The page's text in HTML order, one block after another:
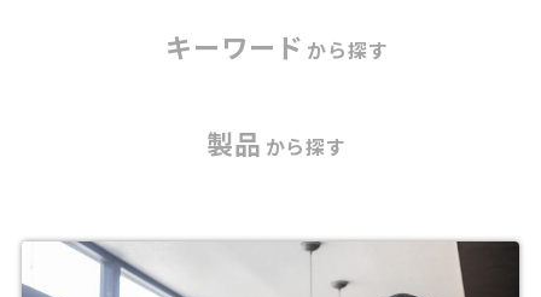
キーワード から探す
製品 から探す